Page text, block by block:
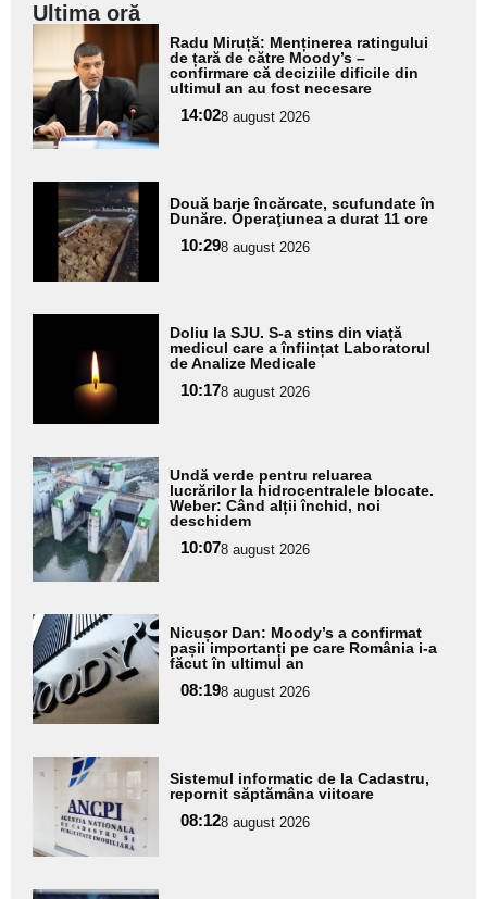
Ultima oră
Adaugă
aici textul
pentru
subtitlu
Radu Miruță: Menținerea ratingului
de țară de către Moody’s –
confirmare că deciziile dificile din
ultimul an au fost necesare
14:028 august 2026
Adaugă
aici textul
pentru
subtitlu
Două barje încărcate, scufundate în
Dunăre. Operaţiunea a durat 11 ore
10:298 august 2026
aici textul
pentru
subtitlu
Doliu la SJU. S-a stins din viață
medicul care a înființat Laboratorul
de Analize Medicale
10:178 august 2026
Adaugă
aici textul
pentru
subtitlu
Undă verde pentru reluarea
lucrărilor la hidrocentralele blocate.
Weber: Când alții închid, noi
deschidem
10:078 august 2026
Adaugă
aici textul
pentru
subtitlu
Nicușor Dan: Moody’s a confirmat
pașii importanți pe care România i-a
făcut în ultimul an
08:198 august 2026
Adaugă
aici textul
pentru
subtitlu
Sistemul informatic de la Cadastru,
repornit săptămâna viitoare
08:128 august 2026